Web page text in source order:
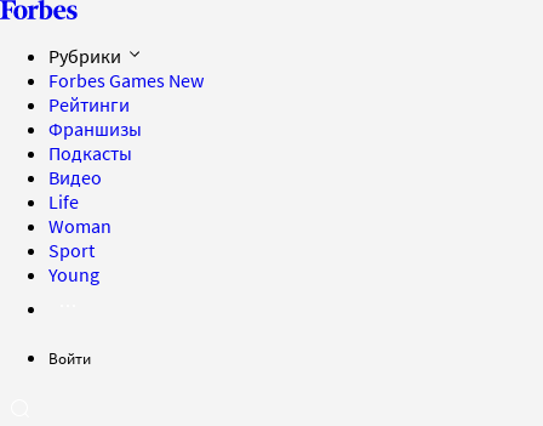
Рубрики
Forbes Games New
Рейтинги
Франшизы
Подкасты
Видео
Life
Woman
Sport
Young
Войти